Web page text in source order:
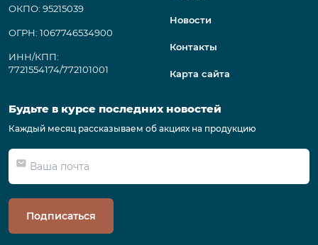
ОКПО: 95215039
ОГРН: 1067746534900
ИНН/КПП:
7721554174/772101001
Новости
Контакты
Карта сайта
Будьте в курсе последних новостей
Каждый месяц рассказываем об акциях на продукцию
Подписаться